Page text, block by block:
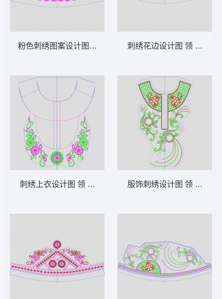
粉色刺绣图案设计图 领 衣边下摆 中东阿拉
刺绣上衣设计图 领 衣边下摆 中东阿拉伯 泰
刺绣花边设计图 领 衣边下
服饰刺绣设计图 领 衣边下